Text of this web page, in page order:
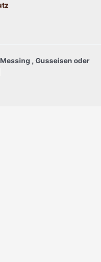
, Gusseisen oder